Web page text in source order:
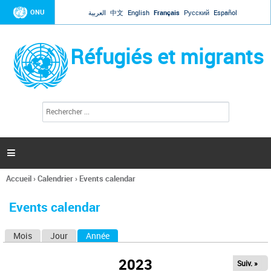
Jump to navigation
ONU العربية 中文 English Français Русский Español
Réfugiés et migrants
l
c
h
e

Vous
ici
Accueil›Calendrier› Events calendar
Events calendar
Mois Jour Année
2023 Suiv. »